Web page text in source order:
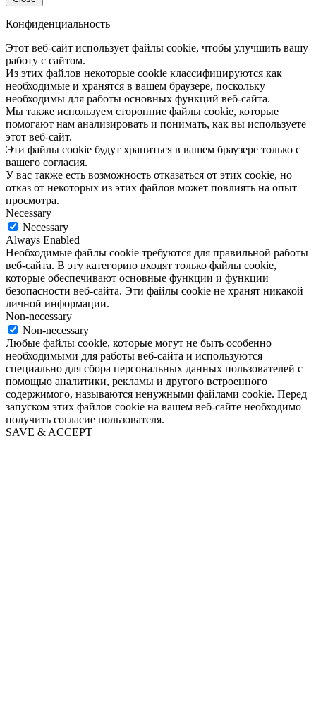
Конфиденциальность
Этот веб-сайт использует файлы cookie, чтобы улучшить вашу
работу с сайтом.
Из этих файлов некоторые cookie классифицируются как
необходимые и хранятся в вашем браузере, поскольку
необходимы для работы основных функций веб-сайта.
Мы также используем сторонние файлы cookie, которые
помогают нам анализировать и понимать, как вы используете
этот веб-сайт.
Эти файлы cookie будут храниться в вашем браузере только с
вашего согласия.
У вас также есть возможность отказаться от этих cookie, но
отказ от некоторых из этих файлов может повлиять на опыт
просмотра.
Necessary
Necessary
Always Enabled
Необходимые файлы cookie требуются для правильной работы
веб-сайта. В эту категорию входят только файлы cookie,
которые обеспечивают основные функции и функции
безопасности веб-сайта. Эти файлы cookie не хранят никакой
личной информации.
Non-necessary
Non-necessary
Любые файлы cookie, которые могут не быть особенно
необходимыми для работы веб-сайта и используются
специально для сбора персональных данных пользователей с
помощью аналитики, рекламы и другого встроенного
содержимого, называются ненужными файлами cookie. Перед
запуском этих файлов cookie на вашем веб-сайте необходимо
получить согласие пользователя.
SAVE & ACCEPT